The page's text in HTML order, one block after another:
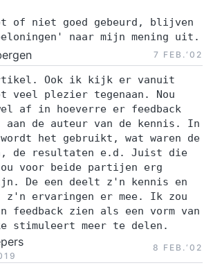
of niet goed gebeurd, blijven
naar mijn mening uit.
7 FEB.‘02
Ook ik kijk er vanuit
veel plezier tegenaan. Nou
af in hoeverre er feedback
aan de auteur van de kennis. In
het gebruikt, wat waren de
de resultaten e.d. Juist die
voor beide partijen erg
De een deelt z'n kennis en
z'n ervaringen er mee. Ik zou
feedback zien als een vorm van
stimuleert meer te delen.
8 FEB.‘02